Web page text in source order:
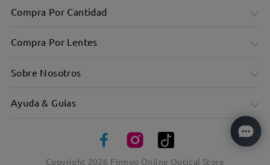
Compra Por Cantidad
Compra Por Lentes
Sobre Nosotros
Ayuda & Guías
Copyright 2026 Firmoo Online Optical Store